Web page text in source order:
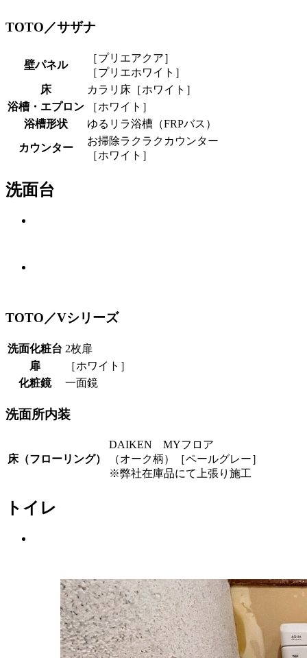
TOTO／サザナ
壁パネル
［プリエアクア］
［プリエホワイト］
床
カラリ床［ホワイト］
浴槽・エプロン
［ホワイト］
浴槽形状
ゆるリラ浴槽（FRPバス）
カウンター
お掃除ラクラクカウンター
［ホワイト］
洗面台
TOTO／Vシリーズ
洗面化粧台 2枚扉
扉
［ホワイト］
化粧鏡
一面鏡
洗面所内装
床（フローリング）
DAIKEN MYフロア
（オーク柄）［ペールグレー］
※弊社在庫品にて上張り施工
トイレ